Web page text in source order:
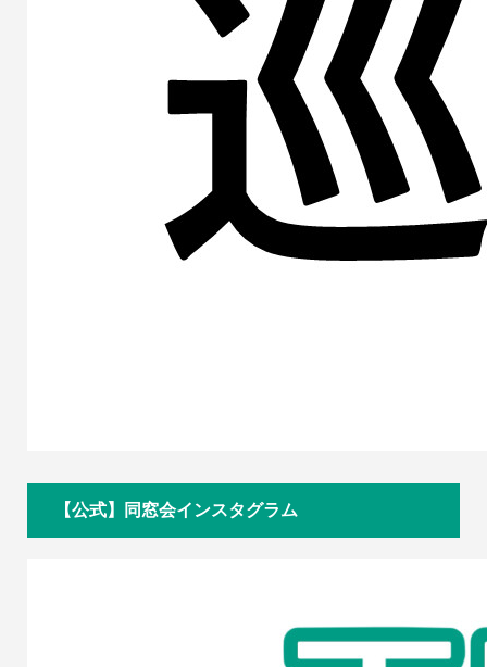
【公式】同窓会インスタグラム